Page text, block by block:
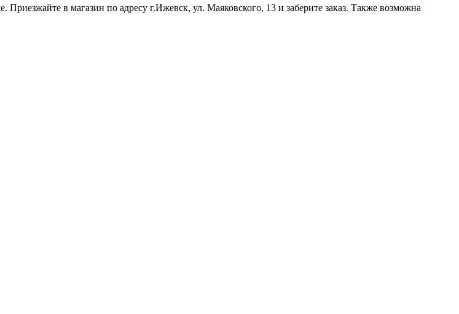
в магазин по адресу г.Ижевск, ул. Маяковского, 13 и заберите заказ. Также возможна